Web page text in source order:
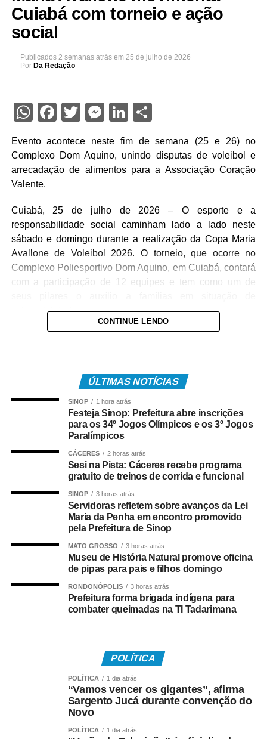
Cuiabá com torneio e ação
social
Publicados 2 semanas atrás em 25 de julho de 2026
Por Da Redação
WhatsApp
Facebook
Twitter
Messenger
LinkedIn
Share
Evento acontece neste fim de semana (25 e 26) no
Complexo Dom Aquino, unindo disputas de voleibol e
arrecadação de alimentos para a Associação Coração
Valente.
Cuiabá, 25 de julho de 2026 – O esporte e a
responsabilidade social caminham lado a lado neste
sábado e domingo durante a realização da Copa Maria
Avallone de Voleibol 2026. O torneio, que ocorre no
Complexo Poliesportivo Dom Aquino, em Cuiabá, contará
com a participação de 12 equipes e tem como um de
vulnerabilidade.
sábado, às 8h. Ao todo, 12 times — seis em cada
categoria — disputarão o título, reforçando o fomento ao
voleibol na capital mato-grossense e promovendo a
integração entre atletas e a comunidade.
Feminino: Nippon, Start, Husky, Turuna, Protos e Vôlei
Masculino: USBC, Protos, Shanis, V.V.C., A.A.A.
Compila e Phoenix.
Além da estrutura oficial, com arbitragem dedicada e
premiações aos destaques do torneio, a organização
destaca o caráter inclusivo da iniciativa.
Impacto Social
times participantes realizarão a entrega de alimentos não
perecíveis. Todo o montante arrecadado será destinado à
Associação Coração Valente, entidade que atua no
suporte direto a famílias carentes da região.
“O objetivo é utilizar o vôlei como ferramenta de
transformação e cidadania, unindo a energia das quadras
CONTINUE LENDO
ÚLTIMAS NOTÍCIAS
SINOP 1 hora atrás
Festeja Sinop: Prefeitura abre inscrições
para os 34º Jogos Olímpicos e os 3º Jogos
Paralímpicos
CÁCERES 2 horas atrás
Sesi na Pista: Cáceres recebe programa
gratuito de treinos de corrida e funcional
SINOP 3 horas atrás
Servidoras refletem sobre avanços da Lei
Maria da Penha em encontro promovido
pela Prefeitura de Sinop
MATO GROSSO 3 horas atrás
Museu de História Natural promove oficina
de pipas para pais e filhos domingo
RONDONÓPOLIS 3 horas atrás
Prefeitura forma brigada indígena para
combater queimadas na TI Tadarimana
POLÍTICA
POLÍTICA 1 dia atrás
“Vamos vencer os gigantes”, afirma
Sargento Jucá durante convenção do
Novo
POLÍTICA 1 dia atrás